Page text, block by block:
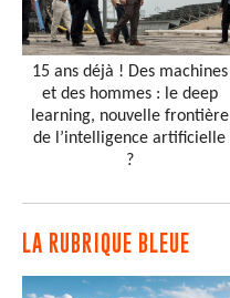
15 ans déjà ! Des machines
et des hommes : le deep
learning, nouvelle frontière
de l’intelligence artificielle
?
LA RUBRIQUE BLEUE